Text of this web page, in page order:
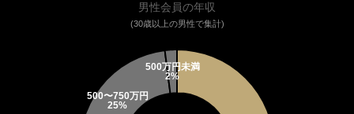
男性会員の年収
(30歳以上の男性で集計)